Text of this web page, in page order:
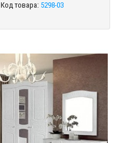
Код товара: 5298-03